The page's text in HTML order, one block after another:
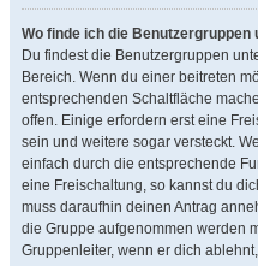
Wo finde ich die Benutzergruppen
Du findest die Benutzergruppen
Bereich. Wenn du einer beitreten
entsprechenden Schaltfläche
offen. Einige erfordern erst eine
sein und weitere sogar versteckt.
einfach durch die entsprechende
eine Freischaltung, so kannst du
muss daraufhin deinen Antrag
die Gruppe aufgenommen werden
Gruppenleiter, wenn er dich